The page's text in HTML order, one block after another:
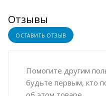
Отзывы
ОСТАВИТЬ ОТЗЫВ
Помогите другим
будьте первым, кто